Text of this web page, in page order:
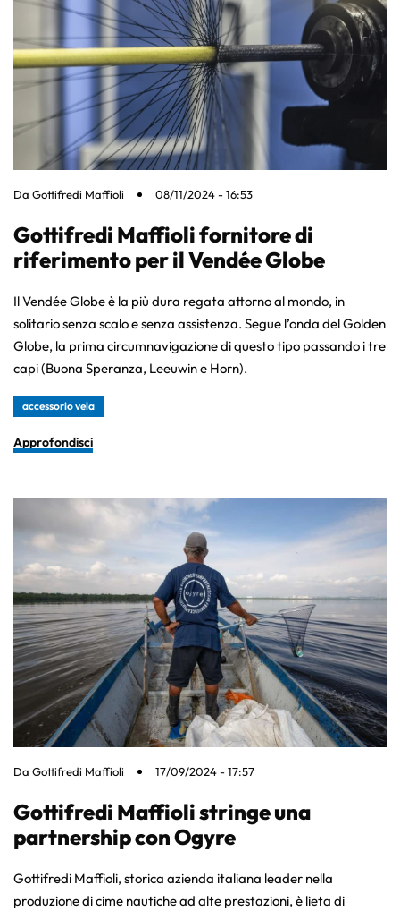
Da Gottifredi Maffioli 08/11/2024 - 16:53
Gottifredi Maffioli fornitore di
riferimento per il Vendée Globe
Il Vendée Globe è la più dura regata attorno al mondo, in
solitario senza scalo e senza assistenza. Segue l’onda del Golden
Globe, la prima circumnavigazione di questo tipo passando i tre
capi (Buona Speranza, Leeuwin e Horn).
accessorio vela
Approfondisci
Da Gottifredi Maffioli 17/09/2024 - 17:57
Gottifredi Maffioli stringe una
partnership con Ogyre
Gottifredi Maffioli, storica azienda italiana leader nella
produzione di cime nautiche ad alte prestazioni, è lieta di